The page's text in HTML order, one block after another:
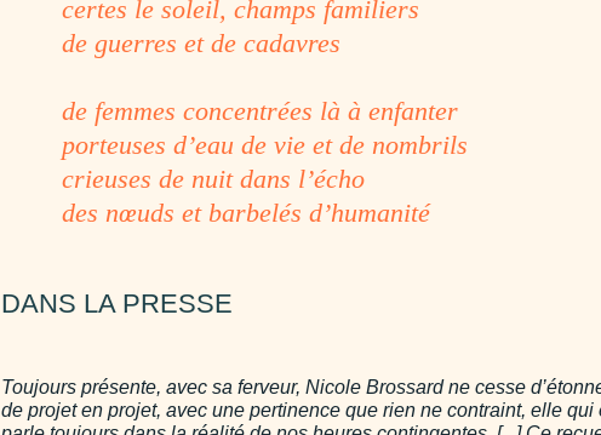
certes le soleil, champs familiers
de guerres et de cadavres
de femmes concentrées là à enfanter
porteuses d’eau de vie et de nombrils
crieuses de nuit dans l’écho
des nœuds et barbelés d’humanité
DANS LA PRESSE
Toujours présente, avec sa ferveur, Nicole Brossard ne cesse
de projet en projet, avec une pertinence que rien ne contraint, elle qui